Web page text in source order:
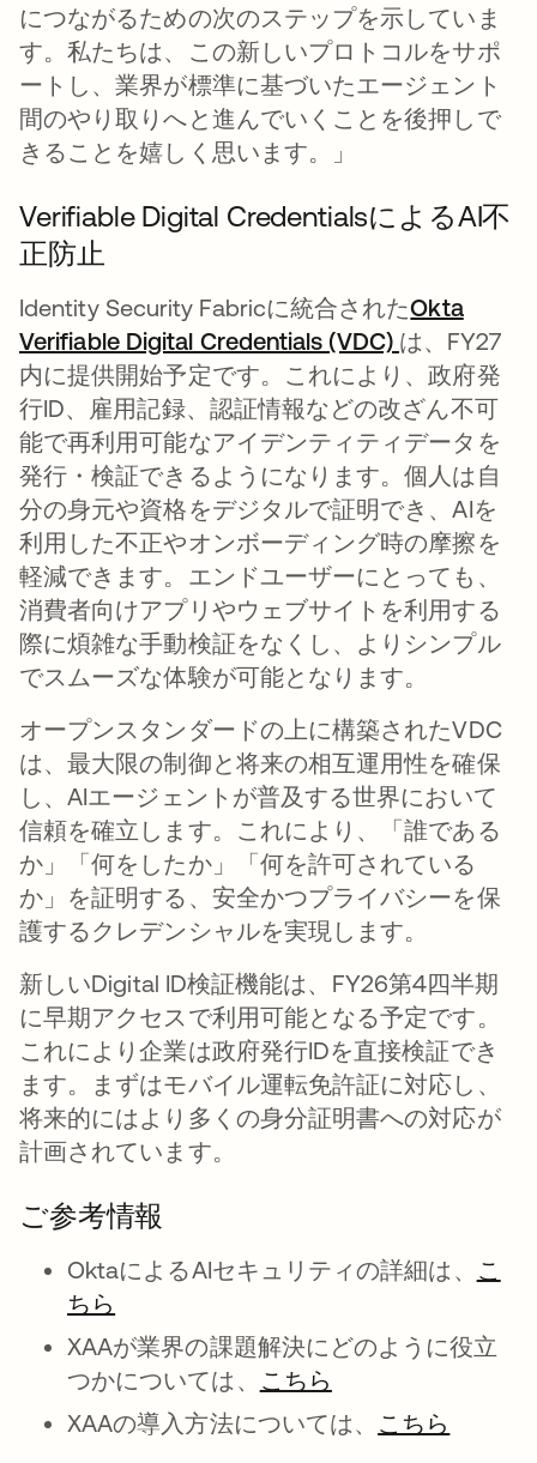
につながるための次のステップを示していま
す。私たちは、この新しいプロトコルをサポ
ートし、業界が標準に基づいたエージェント
間のやり取りへと進んでいくことを後押しで
きることを嬉しく思います。」
Verifiable Digital CredentialsによるAI不
正防止
Identity Security Fabricに統合されたOkta
Verifiable Digital Credentials (VDC) は、FY27
内に提供開始予定です。これにより、政府発
行ID、雇用記録、認証情報などの改ざん不可
能で再利用可能なアイデンティティデータを
発行・検証できるようになります。個人は自
分の身元や資格をデジタルで証明でき、AIを
利用した不正やオンボーディング時の摩擦を
軽減できます。エンドユーザーにとっても、
消費者向けアプリやウェブサイトを利用する
際に煩雑な手動検証をなくし、よりシンプル
でスムーズな体験が可能となります。
オープンスタンダードの上に構築されたVDC
は、最大限の制御と将来の相互運用性を確保
し、AIエージェントが普及する世界において
信頼を確立します。これにより、「誰である
か」「何をしたか」「何を許可されている
か」を証明する、安全かつプライバシーを保
護するクレデンシャルを実現します。
新しいDigital ID検証機能は、FY26第4四半期
に早期アクセスで利用可能となる予定です。
これにより企業は政府発行IDを直接検証でき
ます。まずはモバイル運転免許証に対応し、
将来的にはより多くの身分証明書への対応が
計画されています。
ご参考情報
OktaによるAIセキュリティの詳細は、
こ
ちら
XAAが業界の課題解決にどのように役立
つかについては、
こちら
XAAの導入方法については、 こちら